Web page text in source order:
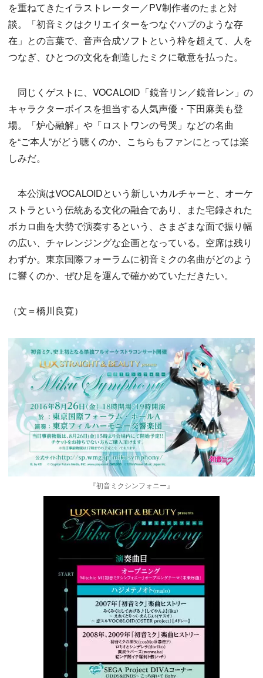
を重ねてきたイラストレーター／PV制作者のたまと対
談。「初音ミクはクリエイターをつなぐハブのような存
在」との言葉で、音声合成ソフトという枠を超えて、人を
つなぎ、ひとつの文化を創造したミクに敬意を払った。
同じくゲストに、VOCALOID「鏡音リン／鏡音レン」の
キャラクターボイスを担当する人気声優・下田麻美も登
場。「炉心融解」や「ロストワンの号哭」などの名曲
を“ご本人”がどう聴くのか、こちらもファンにとっては楽
しみだ。
本公演はVOCALOIDという新しいカルチャーと、オーケ
ストラという伝統ある文化の融合であり、また宅録された
ボカロ曲を大勢で演奏するという、さまざまな面で振り幅
の広い、チャレンジングな企画となっている。空席は残り
わずか。東京国際フォーラムに初音ミクの名曲がどのよう
に響くのか、ぜひ足を運んで確かめていただきたい。
（文＝橋川良寛）
『初音ミクシンフォニー』